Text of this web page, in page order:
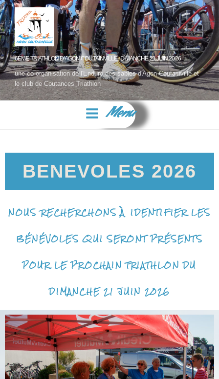
6ÈME TRIATHLON D'AGON COUTAINVILLE- DIMANCHE 21 JUIN 2026
une co-organisation de l'Enduro des sables d'Agon Coutainville et
le club de Coutances Triathlon
Menu
BENEVOLES 2026
NOUS RECHERCHONS À IDENTIFIER LES
BÉNÉVOLES QUI SERONT PRÉSENTS
POUR LE PROCHAIN TRIATHLON DU
DIMANCHE 21 JUIN 2026